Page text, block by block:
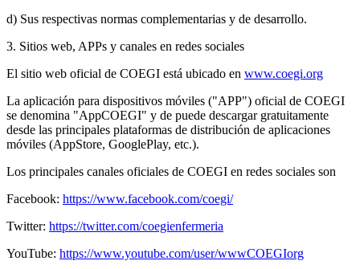
d) Sus respectivas normas complementarias y de desarrollo.
3. Sitios web, APPs y canales en redes sociales
El sitio web oficial de COEGI está ubicado en www.coegi.org
La aplicación para dispositivos móviles ("APP") oficial de COEGI
se denomina "AppCOEGI" y de puede descargar gratuitamente
desde las principales plataformas de distribución de aplicaciones
móviles (AppStore, GooglePlay, etc.).
Los principales canales oficiales de COEGI en redes sociales son
Facebook: https://www.facebook.com/coegi/
Twitter: https://twitter.com/coegienfermeria
YouTube: https://www.youtube.com/user/wwwCOEGIorg